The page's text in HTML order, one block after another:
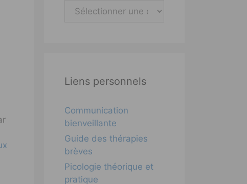
Catégories
Liens personnels
Communication
bienveillante
Guide des thérapies
brèves
Picologie théorique et
pratique